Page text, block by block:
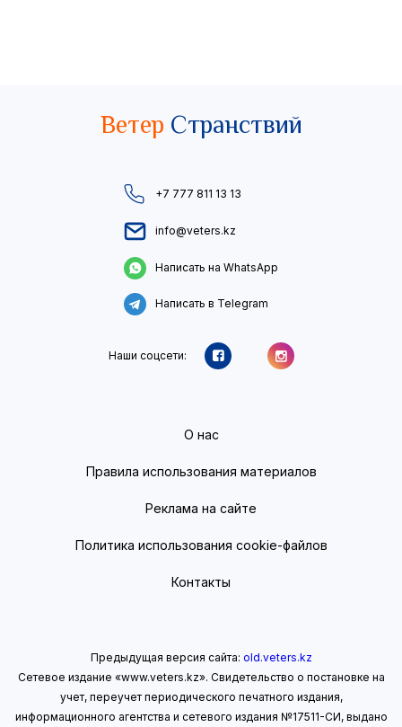
Ветер Странствий
+7 777 811 13 13
info@veters.kz
Написать на WhatsApp
Написать в Telegram
Наши соцсети:
О нас
Правила использования материалов
Реклама на сайте
Политика использования cookie-файлов
Контакты
Предыдущая версия сайта: old.veters.kz
Сетевое издание «www.veters.kz». Свидетельство о постановке на
учет, переучет периодического печатного издания,
информационного агентства и сетевого издания №17511-СИ, выдано